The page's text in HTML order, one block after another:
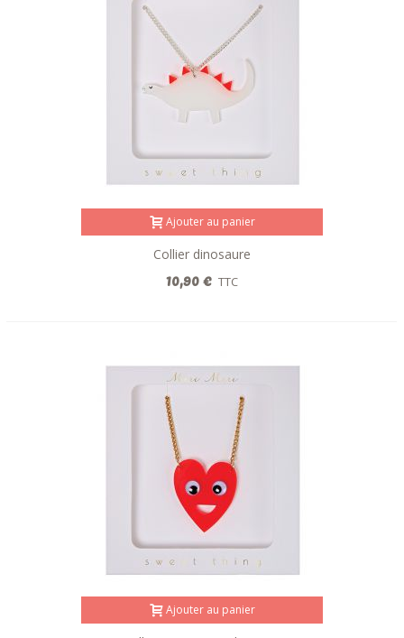
Ajouter au panier
Collier dinosaure
10,90 € TTC
Ajouter au panier